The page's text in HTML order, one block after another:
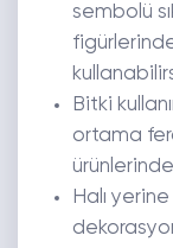
sembolü
Bitki
ortama
Halı